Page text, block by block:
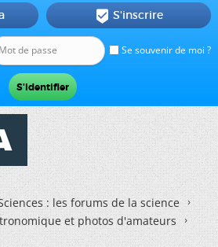
Se souvenir de moi ?
 S'inscrire
: les forums de la science
et photos d'amateurs